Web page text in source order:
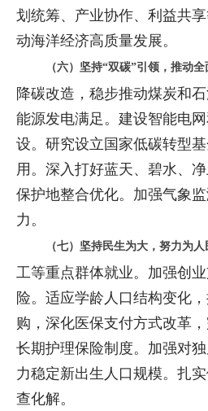
划统筹、产业协作、利益共
动海洋经济高质量发展。
（六）坚持“双碳”引领，推动全
降碳改造，稳步推动煤炭和
能源发电满足。建设智能电
设。研究设立国家低碳转型
用。深入打好蓝天、碧水、
保护地整合优化。加强气象
力。
（七）坚持民生为大，努力为人
工等重点群体就业。加强创
险。适应学龄人口结构变化
购，深化医保支付方式改革
长期护理保险制度。加强对
力稳定新出生人口规模。扎
查化解。